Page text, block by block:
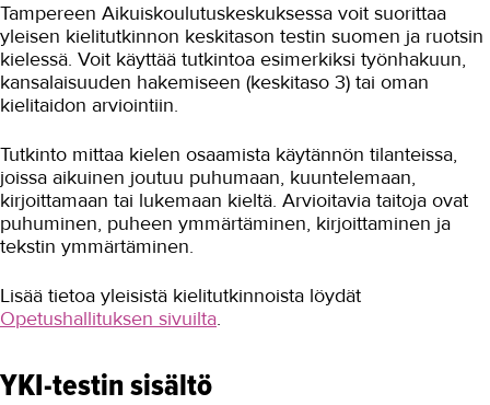
Tampereen Aikuiskoulutuskeskuksessa voit suorittaa
yleisen kielitutkinnon keskitason testin suomen ja ruotsin
kielessä. Voit käyttää tutkintoa esimerkiksi työnhakuun,
kansalaisuuden hakemiseen (keskitaso 3) tai oman
kielitaidon arviointiin.
Tutkinto mittaa kielen osaamista käytännön tilanteissa,
joissa aikuinen joutuu puhumaan, kuuntelemaan,
kirjoittamaan tai lukemaan kieltä. Arvioitavia taitoja ovat
puhuminen, puheen ymmärtäminen, kirjoittaminen ja
tekstin ymmärtäminen.
Lisää tietoa yleisistä kielitutkinnoista löydät
Opetushallituksen sivuilta.
YKI-testin sisältö